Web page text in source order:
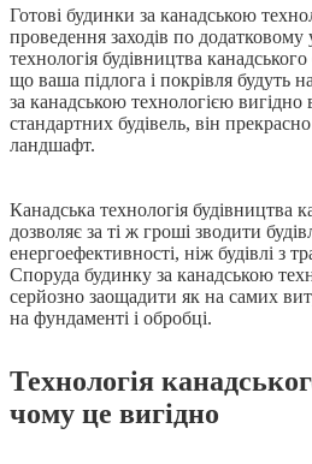
Готові будинки за канадською
проведення заходів по додатковому
технологія будівництва
що ваша підлога і покрівля будуть
за канадською технологією вигідно
стандартних будівель, він
ландшафт.
Канадська технологія будівництва
дозволяє за ті ж гроші зводити
енергоефективності, ніж будівлі з
Споруда будинку за канадською
серйозно заощадити як на самих
на фундаменті і обробці.
Технологія
чому це вигідно